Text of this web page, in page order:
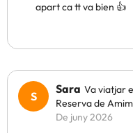
apart ca tt va bien 👍
Sara Va viatjar
Reserva de
De juny 2026